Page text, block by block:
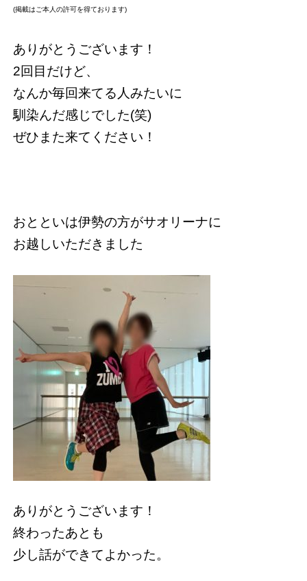
(掲載はご本人の許可を得ております)
ありがとうございます！
2回目だけど、
なんか毎回来てる人みたいに
馴染んだ感じでした(笑)
ぜひまた来てください！
おとといは伊勢の方がサオリーナに
お越しいただきました
ありがとうございます！
終わったあとも
少し話ができてよかった。